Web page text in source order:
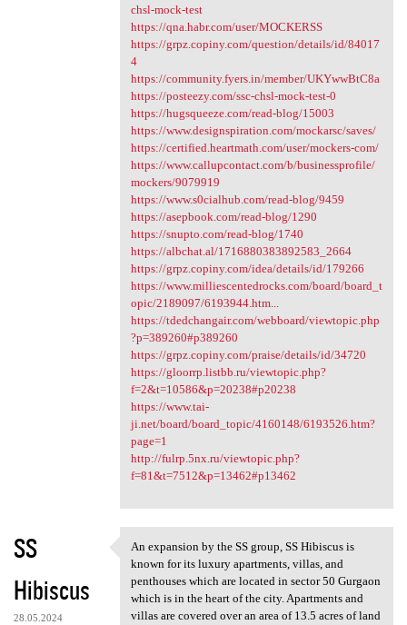
chsl-mock-test
https://qna.habr.com/user/MOCKERSS
https://grpz.copiny.com/question/details/id/84017
4
https://community.fyers.in/member/UKYwwBtC8a
https://posteezy.com/ssc-chsl-mock-test-0
https://hugsqueeze.com/read-blog/15003
https://www.designspiration.com/mockarsc/saves/
https://certified.heartmath.com/user/mockers-com/
https://www.callupcontact.com/b/businessprofile/
mockers/9079919
https://www.s0cialhub.com/read-blog/9459
https://asepbook.com/read-blog/1290
https://snupto.com/read-blog/1740
https://albchat.al/1716880383892583_2664
https://grpz.copiny.com/idea/details/id/179266
https://www.milliescentedrocks.com/board/board_t
opic/2189097/6193944.htm...
https://tdedchangair.com/webboard/viewtopic.php
?p=389260#p389260
https://grpz.copiny.com/praise/details/id/34720
https://gloorrp.listbb.ru/viewtopic.php?
f=2&t=10586&p=20238#p20238
https://www.tai-
ji.net/board/board_topic/4160148/6193526.htm?
page=1
http://fulrp.5nx.ru/viewtopic.php?
f=81&t=7512&p=13462#p13462
SS
Hibiscus
28.05.2024
An expansion by the SS group,
An expansion by the SS group, SS Hibiscus is
known for its luxury apartments, villas, and
penthouses which are located in sector 50 Gurgaon
which is in the heart of the city. Apartments and
villas are covered over an area of 13.5 acres of land